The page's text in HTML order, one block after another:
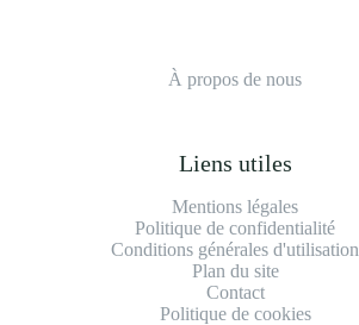
À propos de nous
Liens utiles
Mentions légales
Politique de confidentialité
Conditions générales d'utilisation
Plan du site
Contact
Politique de cookies